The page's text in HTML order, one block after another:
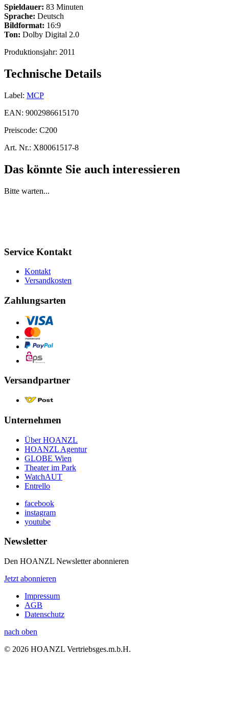
Spieldauer: 83 Minuten
Sprache: Deutsch
Bildformat: 16:9
Ton: Dolby Digital 2.0
Produktionsjahr: 2011
Technische Details
Label: MCP
EAN: 9002986615170
Preiscode: C200
Art. Nr.: X80061517-8
Das könnte Sie auch interessieren
Bitte warten...
Service Kontakt
Kontakt
Versandkosten
Zahlungsarten
Versandpartner
Unternehmen
Über HOANZL
HOANZL Agentur
GLOBE Wien
Theater im Park
WatchAUT
Entrello
facebook
instagram
youtube
Newsletter
Den HOANZL Newsletter abonnieren
Jetzt abonnieren
Impressum
AGB
Datenschutz
nach oben
© 2026 HOANZL Vertriebsges.m.b.H.